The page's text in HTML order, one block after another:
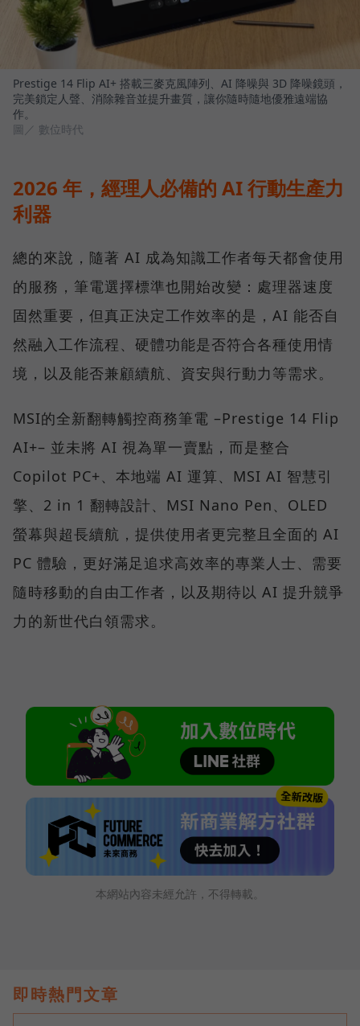
Prestige 14 Flip AI+ 搭載三麥克風陣列、AI 降噪與 3D 降噪鏡頭，
完美鎖定人聲、消除雜音並提升畫質，讓你隨時隨地優雅遠端協
作。
圖／ 數位時代
2026 年，經理人必備的 AI 行動生產力
利器
總的來說，隨著 AI 成為知識工作者每天都會使用
的服務，筆電選擇標準也開始改變：處理器速度
固然重要，但真正決定工作效率的是，AI 能否自
然融入工作流程、硬體功能是否符合各種使用情
境，以及能否兼顧續航、資安與行動力等需求。
MSI的全新翻轉觸控商務筆電 –Prestige 14 Flip
AI+– 並未將 AI 視為單一賣點，而是整合
Copilot PC+、本地端 AI 運算、MSI AI 智慧引
擎、2 in 1 翻轉設計、MSI Nano Pen、OLED
螢幕與超長續航，提供使用者更完整且全面的 AI
PC 體驗，更好滿足追求高效率的專業人士、需要
隨時移動的自由工作者，以及期待以 AI 提升競爭
力的新世代白領需求。
本網站內容未經允許，不得轉載。
即時熱門文章